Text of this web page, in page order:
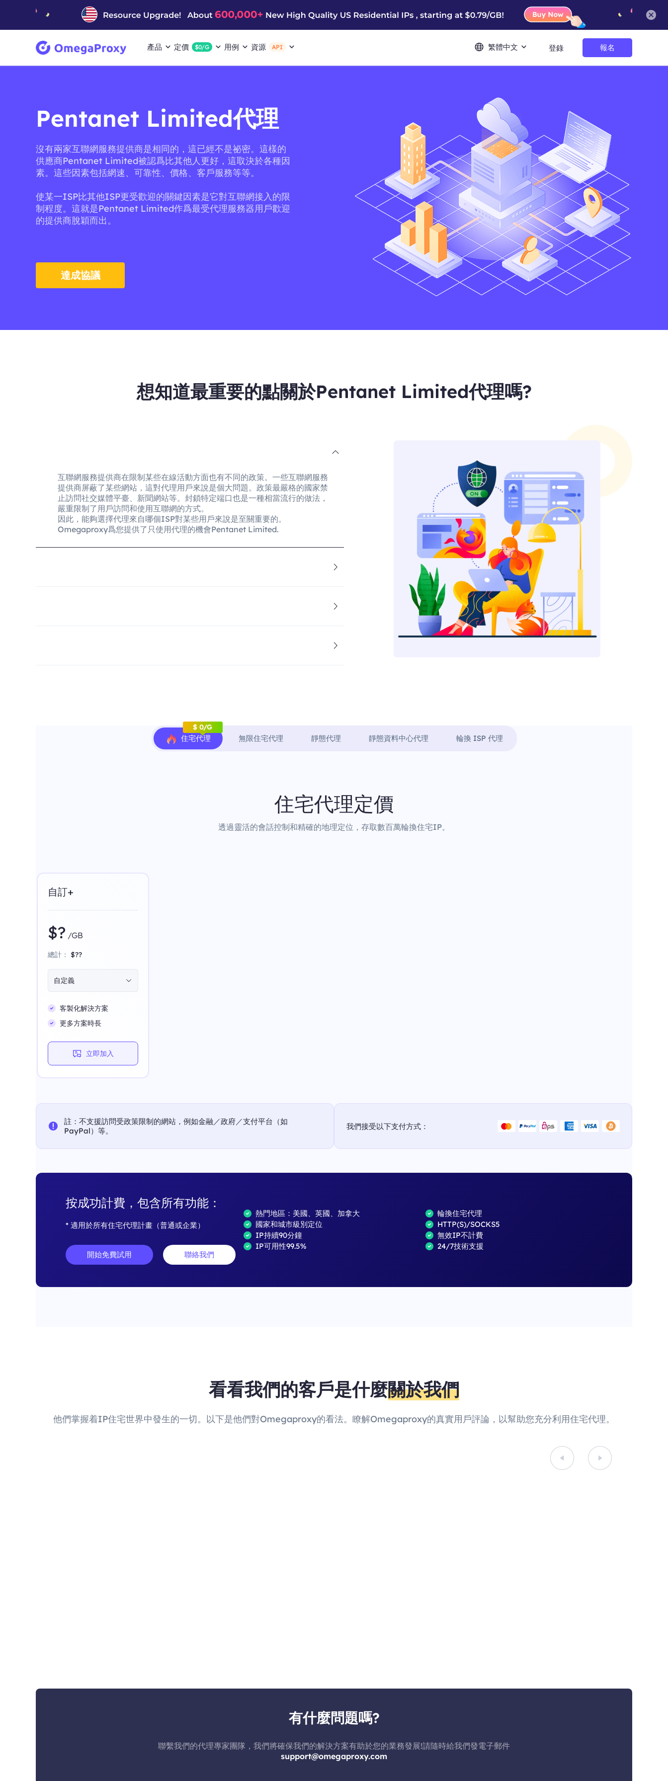
產品 定價 $0/G 用例 資源 API 繁體中文 登錄 報名
Pentanet Limited代理
沒有兩家互聯網服務提供商是相同的，這已經不是祕密。這樣的
供應商Pentanet Limited被認爲比其他人更好，這取決於各種因
素。這些因素包括網速、可靠性、價格、客戶服務等等。
使某一ISP比其他ISP更受歡迎的關鍵因素是它對互聯網接入的限
制程度。這就是Pentanet Limited作爲最受代理服務器用戶歡迎
的提供商脫穎而出。
達成協議
想知道最重要的點關於Pentanet Limited代理嗎?
互聯網服務提供商在限制某些在線活動方面也有不同的政策。一些互聯網服務
提供商屏蔽了某些網站，這對代理用戶來說是個大問題。政策最嚴格的國家禁
止訪問社交媒體平臺、新聞網站等。封鎖特定端口也是一種相當流行的做法，
嚴重限制了用戶訪問和使用互聯網的方式。
因此，能夠選擇代理來自哪個ISP對某些用戶來說是至關重要的。
Omegaproxy爲您提供了只使用代理的機會Pentanet Limited.
住宅代理
$ 0/G
無限住宅代理 靜態代理 靜態資料中心代理 輪換 ISP 代理
住宅代理定價
透過靈活的會話控制和精確的地理定位，存取數百萬輪換住宅IP。
自訂+
$? /GB
總計： $??
自定義
客製化解決方案
更多方案時長
立即加入
註：不支援訪問受政策限制的網站，例如金融／政府／支付平台（如
PayPal）等。
我們接受以下支付方式：
按成功計費，包含所有功能：
* 適用於所有住宅代理計畫（普通或企業）
開始免費試用 聯絡我們
熱門地區：美國、英國、加拿大
輪換住宅代理
國家和城市級別定位
HTTP(S)/SOCKS5
IP持續90分鐘
無效IP不計費
IP可用性99.5%
24/7技術支援
看看我們的客戶是什麼關於我們
他們掌握着IP住宅世界中發生的一切。以下是他們對Omegaproxy的看法。瞭解Omegaproxy的真實用戶評論，以幫助您充分利用住宅代理。
有什麼問題嗎?
聯繫我們的代理專家團隊，我們將確保我們的解決方案有助於您的業務發展!請隨時給我們發電子郵件
support@omegaproxy.com